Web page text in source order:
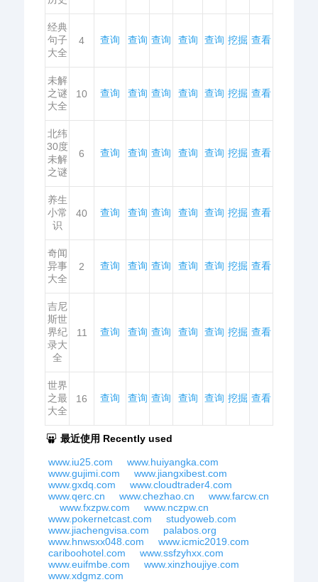
经典
句子
大全
4 查询 查询 查询 查询 查询 挖掘 查看
未解
之谜
大全
10 查询 查询 查询 查询 查询 挖掘 查看
北纬
30度
未解
之谜
6 查询 查询 查询 查询 查询 挖掘 查看
养生
小常
识
40 查询 查询 查询 查询 查询 挖掘 查看
奇闻
异事
大全
2 查询 查询 查询 查询 查询 挖掘 查看
吉尼
斯世
界纪
录大
全
11 查询 查询 查询 查询 查询 挖掘 查看
世界
之最
大全
16 查询 查询 查询 查询 查询 挖掘 查看
最近使用 Recently used
www.iu25.com
www.huiyangka.com
www.gujimi.com
www.jiangxibest.com
www.gxdq.com
www.cloudtrader4.com
www.qerc.cn
www.chezhao.cn
www.farcw.cn
www.fxzpw.com
www.nczpw.cn
www.pokernetcast.com
studyoweb.com
www.jiachengvisa.com
palabos.org
www.hnwsxx048.com
www.icmic2019.com
cariboohotel.com
www.ssfzyhxx.com
www.euifmbe.com
www.xinzhoujiye.com
www.xdgmz.com